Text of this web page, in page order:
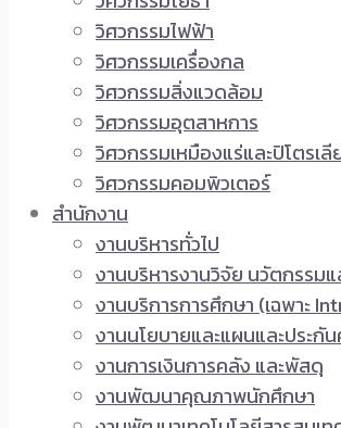
วิศวกรรมไฟฟ้า
วิศวกรรมเครื่องกล
วิศวกรรมสิ่งแวดล้อม
วิศวกรรมอุตสาหการ
วิศวกรรมเหมืองแร่และปิโตรเลี
วิศวกรรมคอมพิวเตอร์
สำนักงาน
งานบริหารทั่วไป
งานบริหารงานวิจัย นวัตกรรมแ
งานบริการการศึกษา (เฉพาะ
งานนโยบายและแผนและประ
งานการเงินการคลัง และพัสดุ
งานพัฒนาคุณภาพนักศึกษา